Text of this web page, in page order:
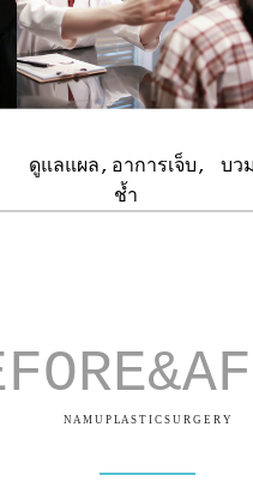
ดูแลแผล,อาการเจ็บ, บว
ช้ำ
N A M U P LA S T I C S U R G E R Y